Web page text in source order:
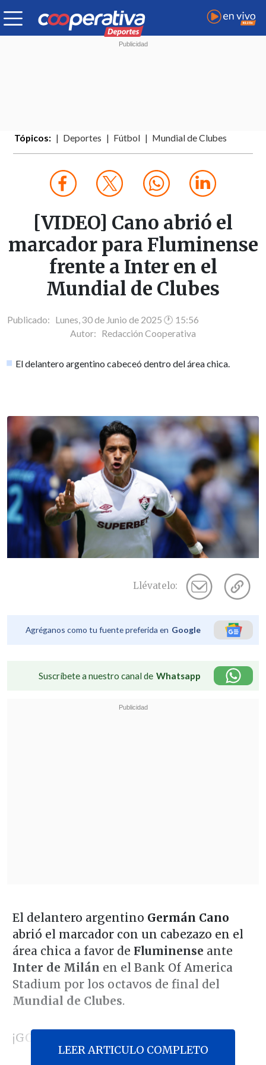
Tópicos: Deportes Fútbol Mundial de Clubes
[VIDEO] Cano abrió el
marcador para Fluminense
frente a Inter en el
Mundial de Clubes
Publicado: Lunes, 30 de Junio de 2025 🕐 15:56
Autor: Redacción Cooperativa
El delantero argentino cabeceó dentro del área chica.
Llévatelo:
Agréganos como tu fuente preferida en Google
Suscríbete a nuestro canal de Whatsapp
El delantero argentino Germán Cano
abrió el marcador con un cabezazo en el
área chica a favor de Fluminense ante
Inter de Milán en el Bank Of America
Stadium por los octavos de final del
Mundial de Clubes.
¡GOOOL DE FLUMINENSE!
LEER ARTICULO COMPLETO